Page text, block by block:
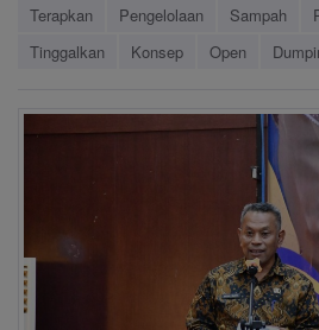
Terapkan Pengelolaan Sampah
Tinggalkan
Konsep Open